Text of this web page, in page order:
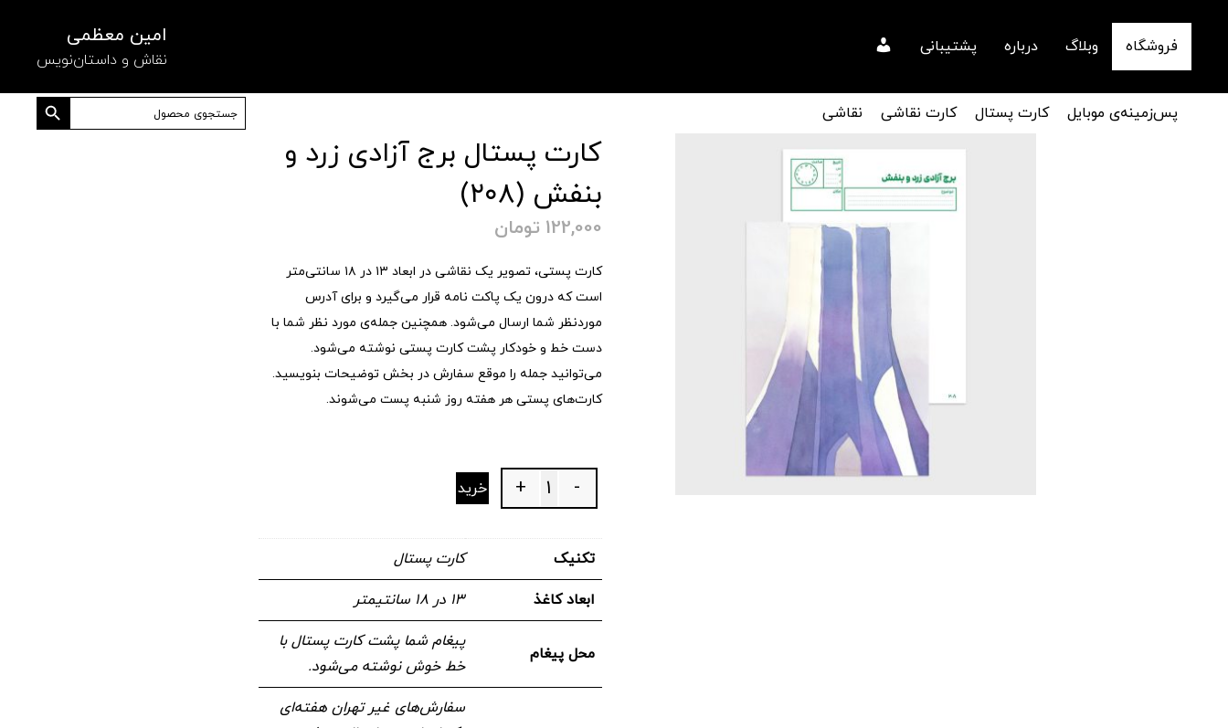
فروشگاه وبلاگ درباره پشتیبانی امین معظمی
نقاش و داستان‌نویس
پس‌زمینه‌ی موبایل کارت پستال کارت نقاشی نقاشی جستجو
برای:
دکمه جستجو
کارت پستال برج آزادی زرد و
بنفش (۲۰۸)
122,000 تومان
کارت پستی، تصویر یک نقاشی در ابعاد ۱۳ در ۱۸ سانتی‌متر
است که درون یک پاکت نامه قرار می‌گیرد و برای آدرس
موردنظر شما ارسال می‌شود. همچنین جمله‌ی مورد نظر شما با
دست خط و خودکار پشت کارت پستی نوشته می‌شود.
می‌توانید جمله را موقع سفارش در بخش توضیحات بنویسید.
کارت‌های پستی هر هفته روز شنبه پست می‌شوند.
Quantity -
+ خرید
تکنیک کارت پستال
ابعاد کاغذ ۱۳ در ۱۸ سانتیمتر
محل پیغام
پیغام شما پشت کارت پستال با
خط خوش نوشته می‌شود.
سفارش‌های غیر تهران هفته‌ای